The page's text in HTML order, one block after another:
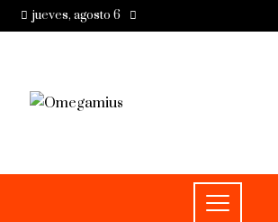
jueves, agosto 6